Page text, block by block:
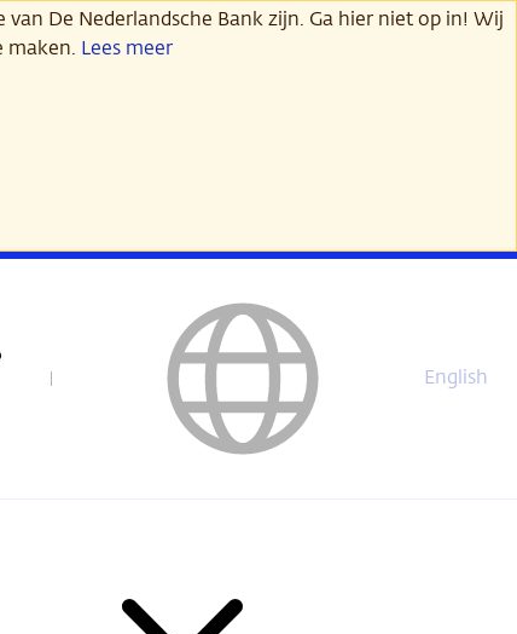
De Nederlandsche Bank zijn. Ga hier niet op in! Wij
maken. Lees meer
English